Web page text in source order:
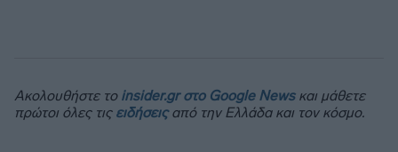
Ακολουθήστε το insider.gr στο Google Newsκαι μάθετε
πρώτοι όλες τις ειδήσειςαπό την Ελλάδα και τον κόσμο.